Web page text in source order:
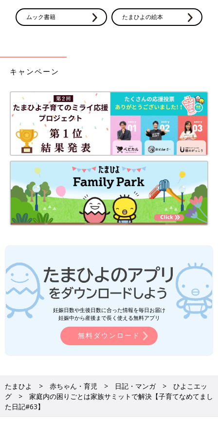
ムック書籍 たまひよの絵本
キャンペーン
妊娠日数や生後日数に合った情報を毎日お届け
妊娠中から産後まで長く使える無料アプリ
無料ダウンロード
たまひよ 赤ちゃん・育児 日記・マンガ
ひよこエッ
グ
家庭内の困りごとは家族サミットで解決【子育てなめてまし
た日記#63】